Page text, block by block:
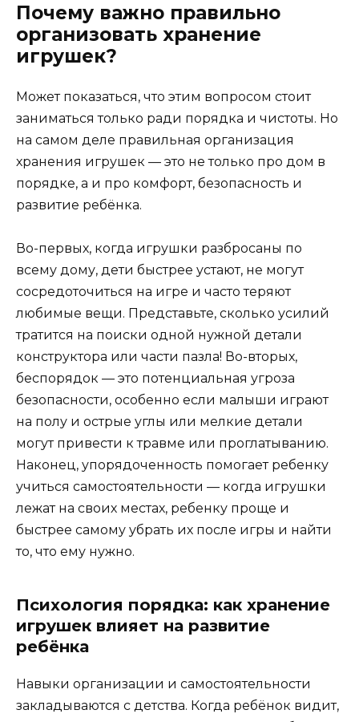
Почему важно правильно
организовать хранение
игрушек?
Может показаться, что этим вопросом стоит
заниматься только ради порядка и чистоты. Но
на самом деле правильная организация
хранения игрушек — это не только про дом в
порядке, а и про комфорт, безопасность и
развитие ребёнка.
Во-первых, когда игрушки разбросаны по
всему дому, дети быстрее устают, не могут
сосредоточиться на игре и часто теряют
любимые вещи. Представьте, сколько усилий
тратится на поиски одной нужной детали
конструктора или части пазла! Во-вторых,
беспорядок — это потенциальная угроза
безопасности, особенно если малыши играют
на полу и острые углы или мелкие детали
могут привести к травме или проглатыванию.
Наконец, упорядоченность помогает ребенку
учиться самостоятельности — когда игрушки
лежат на своих местах, ребенку проще и
быстрее самому убрать их после игры и найти
то, что ему нужно.
Психология порядка: как хранение
игрушек влияет на развитие
ребёнка
Навыки организации и самостоятельности
закладываются с детства. Когда ребёнок видит,